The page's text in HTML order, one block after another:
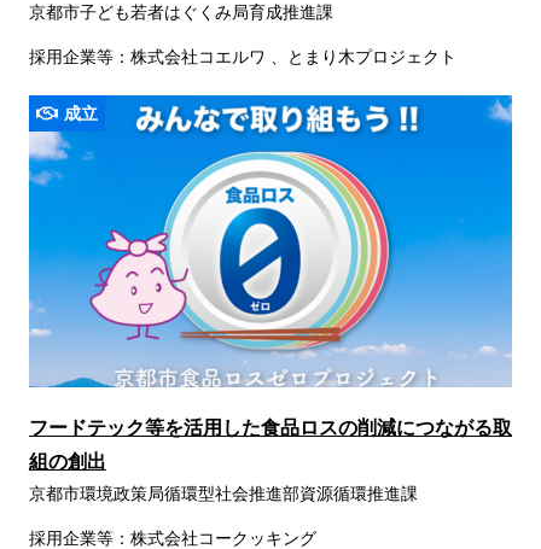
京都市子ども若者はぐくみ局育成推進課
採用企業等：株式会社コエルワ 、とまり木プロジェクト
成立
フードテック等を活用した食品ロスの削減につながる取
組の創出
京都市環境政策局循環型社会推進部資源循環推進課
採用企業等：株式会社コークッキング